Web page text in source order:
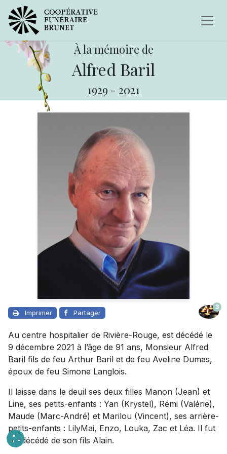
À la mémoire de
Alfred Baril
1929 - 2021
Imprimer Partager
3
Au centre hospitalier de Rivière-Rouge, est décédé le
9 décembre 2021 à l’âge de 91 ans, Monsieur Alfred
Baril fils de feu Arthur Baril et de feu Aveline Dumas,
époux de feu Simone Langlois.
Il laisse dans le deuil ses deux filles Manon (Jean) et
Line, ses petits-enfants : Yan (Krystel), Rémi (Valérie),
Maude (Marc-André) et Marilou (Vincent), ses arrière-
petits-enfants : LilyMai, Enzo, Louka, Zac et Léa. Il fut
prédécédé de son fils Alain.